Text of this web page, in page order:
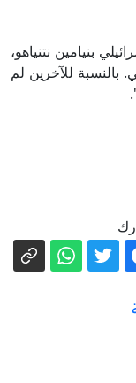
بنيامين نتنياهو،
بالنسبة للآخرين لم